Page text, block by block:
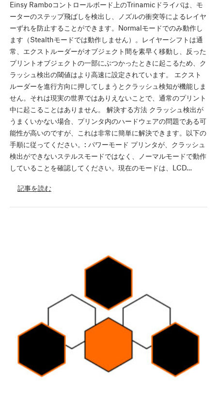
Einsy Ramboコントロールボード上のTrinamicドライバは、モ
ーターのステップ飛ばしを検出し、ノズルの衝突等によるレイヤ
ーずれを防止することができます。Normalモードでのみ動作し
ます（Stealthモードでは動作しません）。レイヤーシフトは通
常、エクストルーダーがオブジェクト間を素早く移動し、反った
プリントオブジェクトの一部にぶつかったときに起こるため、ク
ラッシュ検出の閾値はより高速に設定されています。 エクスト
ルーダーを進行方向に押してしまうとクラッシュ検知が機能しま
せん。それは現実の世界ではありえないことで、通常のプリント
中に起こることはありません。 解決する方法 クラッシュ検出が
うまくいかない場合、プリンタ内のハードウェアの問題である可
能性が高いのですが、これは非常に簡単に解決できます。以下の
手順に従ってください。: パワーモード プリンタが、クラッシュ
検出ができないステルスモードではなく、ノーマルモードで動作
していることを確認してください。現在のモードは、LCD…
記事を読む